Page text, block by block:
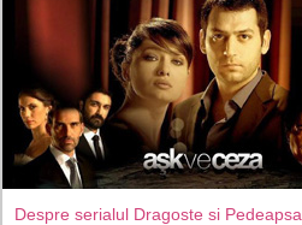
Despre serialul Dragoste si Pedeapsa